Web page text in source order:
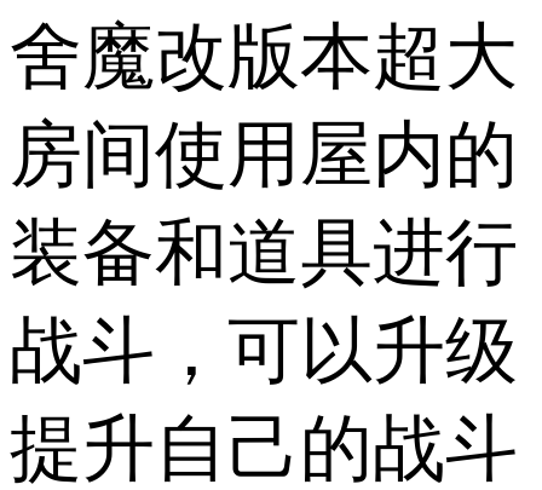
舍魔改版本超大
房间使用屋内的
装备和道具进行
战斗，可以升级
提升自己的战斗